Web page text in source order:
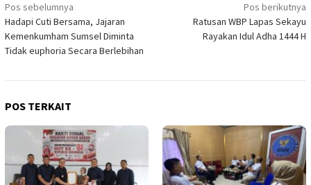
Navigasi
pos
Pos sebelumnya
Hadapi Cuti Bersama, Jajaran
Kemenkumham Sumsel Diminta
Tidak euphoria Secara Berlebihan
Pos berikutnya
Ratusan WBP Lapas Sekayu
Rayakan Idul Adha 1444 H
POS TERKAIT